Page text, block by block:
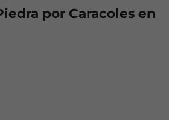
por Caracoles en